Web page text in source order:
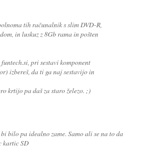
tih računalnik s slim DVD-R,
in luskuz z 8Gb rama in pošten
pri sestavi komponent
izbereš, da ti ga naj sestavijo in
krtijo pa daš za staro železo. ;)
bilo pa idealno zame. Samo ali se na to da
kartic SD